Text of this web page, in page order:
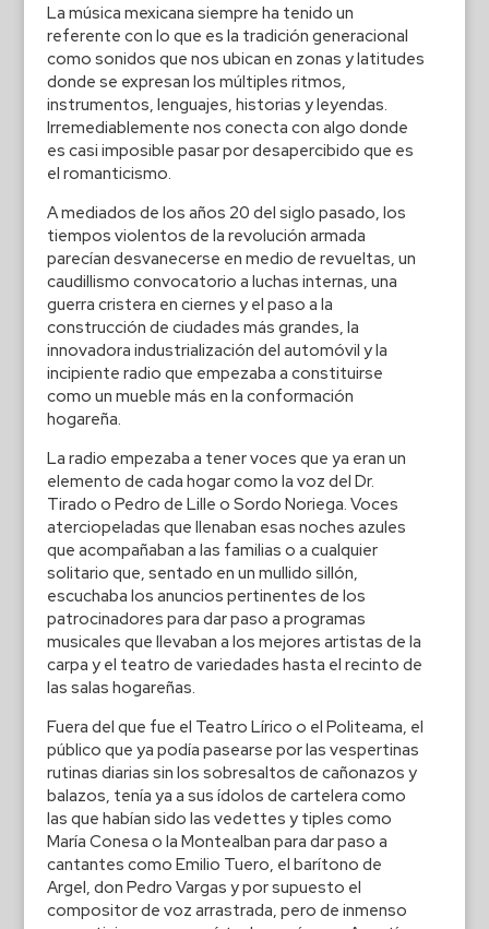
La música mexicana siempre ha tenido un
referente con lo que es la tradición generacional
como sonidos que nos ubican en zonas y latitudes
donde se expresan los múltiples ritmos,
instrumentos, lenguajes, historias y leyendas.
Irremediablemente nos conecta con algo donde
es casi imposible pasar por desapercibido que es
el romanticismo.
A mediados de los años 20 del siglo pasado, los
tiempos violentos de la revolución armada
parecían desvanecerse en medio de revueltas, un
caudillismo convocatorio a luchas internas, una
guerra cristera en ciernes y el paso a la
construcción de ciudades más grandes, la
innovadora industrialización del automóvil y la
incipiente radio que empezaba a constituirse
como un mueble más en la conformación
hogareña.
La radio empezaba a tener voces que ya eran un
elemento de cada hogar como la voz del Dr.
Tirado o Pedro de Lille o Sordo Noriega. Voces
aterciopeladas que llenaban esas noches azules
que acompañaban a las familias o a cualquier
solitario que, sentado en un mullido sillón,
escuchaba los anuncios pertinentes de los
patrocinadores para dar paso a programas
musicales que llevaban a los mejores artistas de la
carpa y el teatro de variedades hasta el recinto de
las salas hogareñas.
Fuera del que fue el Teatro Lírico o el Politeama, el
público que ya podía pasearse por las vespertinas
rutinas diarias sin los sobresaltos de cañonazos y
balazos, tenía ya a sus ídolos de cartelera como
las que habían sido las vedettes y tiples como
María Conesa o la Montealban para dar paso a
cantantes como Emilio Tuero, el barítono de
Argel, don Pedro Vargas y por supuesto el
compositor de voz arrastrada, pero de inmenso